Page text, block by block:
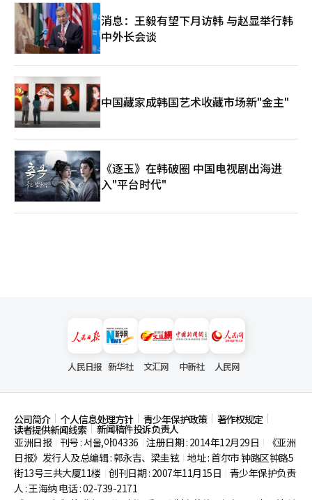
消息：王毅有望下月访韩 与赵显举行韩
中外长会谈
中国藏家成韩国艺术收藏市场新"金主"
《逐玉》在韩破圈 中国电视剧出海进
入"平台时代"
人民日报 新华社 文汇网 中新社 人民网
公司简介 个人信息处理方针 青少年保护政策 著作权规定
读者提供新闻线索
新闻稿件投诉负责人
亚洲日报
刊号 : 서울,아04336 注册日期 : 2014年12月29日
《亚洲
日报》发行人及总编辑 : 郭永吉、梁圭铉 地址 : 首尔市钟路区钟路5
街13号三共大厦11楼 创刊日期 : 2007年11月15日
青少年保护负责
人 : 王海纳 电话 : 02-739-2171